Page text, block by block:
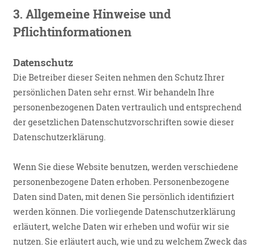
3.Allgemeine Hinweise und
Pflichtinformationen
Datenschutz
Die Betreiber dieser Seiten nehmen den Schutz Ihrer
persönlichen Daten sehr ernst. Wir behandeln Ihre
personenbezogenen Daten vertraulich und entsprechend
der gesetzlichen Datenschutzvorschriften sowie dieser
Datenschutzerklärung.
Wenn Sie diese Website benutzen, werden verschiedene
personenbezogene Daten erhoben. Personenbezogene
Daten sind Daten, mit denen Sie persönlich identifiziert
werden können. Die vorliegende Datenschutzerklärung
erläutert, welche Daten wir erheben und wofür wir sie
nutzen. Sie erläutert auch, wie und zu welchem Zweck das